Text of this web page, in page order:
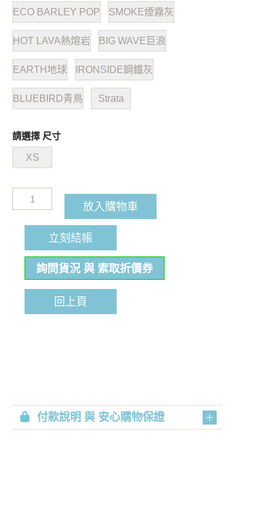
ECO BARLEY POP SMOKE煙霧灰
HOT LAVA熱熔岩 BIG WAVE巨浪
EARTH地球 IRONSIDE鋼鐵灰
BLUEBIRD青鳥 Strata
請選擇 尺寸
XS
放入購物車
立刻結帳
詢問貨況 與 索取折價券
回上頁
付款說明 與 安心購物保證